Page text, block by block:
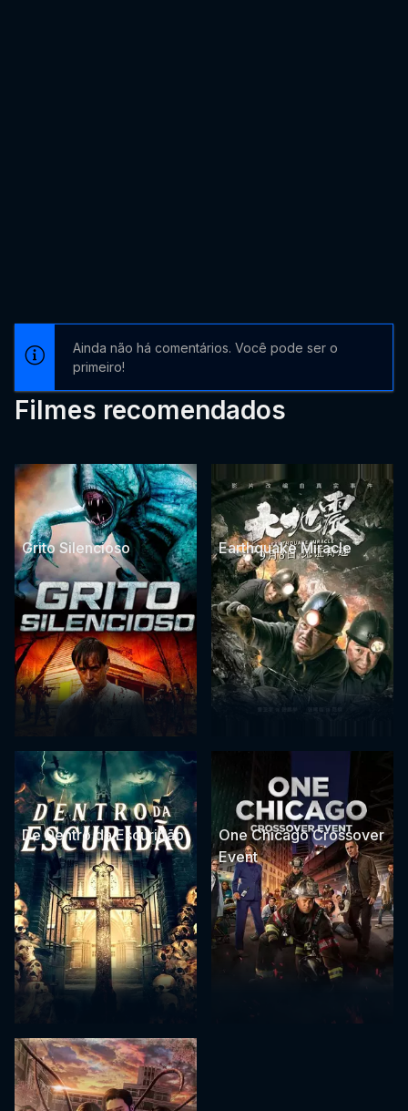
Ainda não há comentários. Você pode ser o
primeiro!
Filmes recomendados
Grito Silencioso Earthquake Miracle
De Dentro da Escuridão
One Chicago Crossover
Event